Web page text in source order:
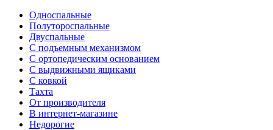
Односпальные
Полутороспальные
Двуспальные
С подъемным механизмом
С ортопедическим основанием
С выдвижными ящиками
С ковкой
Тахта
От производителя
В интернет-магазине
Недорогие